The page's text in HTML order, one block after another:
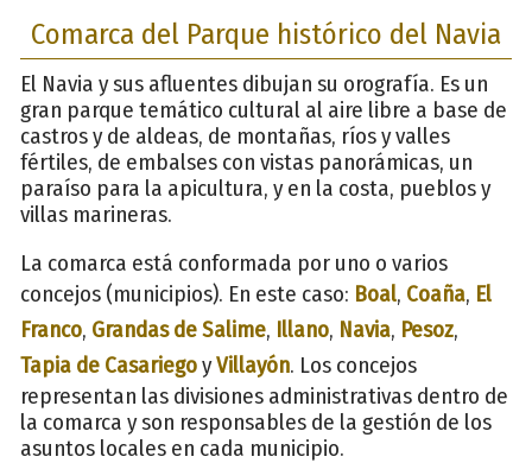
Comarca del Parque histórico del Navia
El Navia y sus afluentes dibujan su orografía. Es un
gran parque temático cultural al aire libre a base de
castros y de aldeas, de montañas, ríos y valles
fértiles, de embalses con vistas panorámicas, un
paraíso para la apicultura, y en la costa, pueblos y
villas marineras.
La comarca está conformada por uno o varios
concejos (municipios). En este caso: Boal, Coaña, El
Franco, Grandas de Salime, Illano, Navia, Pesoz,
Tapia de CasariegoyVillayón. Los concejos
representan las divisiones administrativas dentro de
la comarca y son responsables de la gestión de los
asuntos locales en cada municipio.